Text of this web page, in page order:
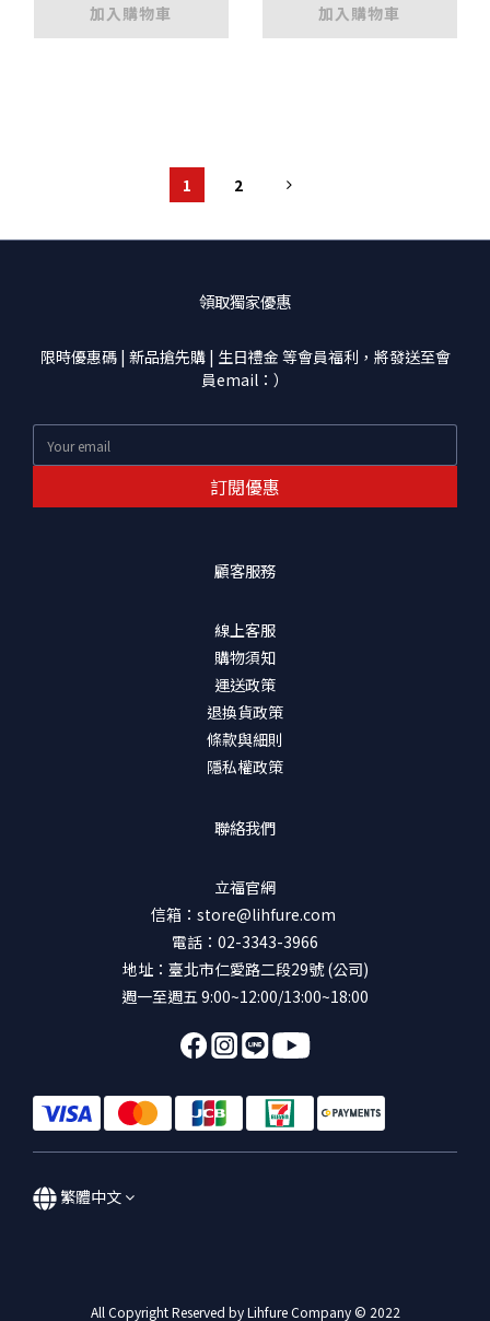
加入購物車 加入購物車
1 2
領取獨家優惠
限時優惠碼 | 新品搶先購 | 生日禮金 等會員福利，將發送至會
員email：）
訂閱優惠
顧客服務
線上客服
購物須知
運送政策
退換貨政策
條款與細則
隱私權政策
聯絡我們
立福官網
信箱：store@lihfure.com
電話：02-3343-3966
地址：臺北市仁愛路二段29號 (公司)
週一至週五 9:00~12:00/13:00~18:00
繁體中文
All Copyright Reserved by Lihfure Company © 2022